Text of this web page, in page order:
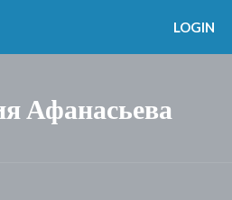
Афанасьева
LOGIN